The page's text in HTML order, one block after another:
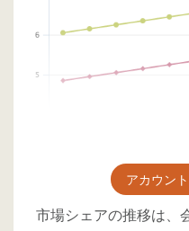
アカウン
市場シェアの推移は、